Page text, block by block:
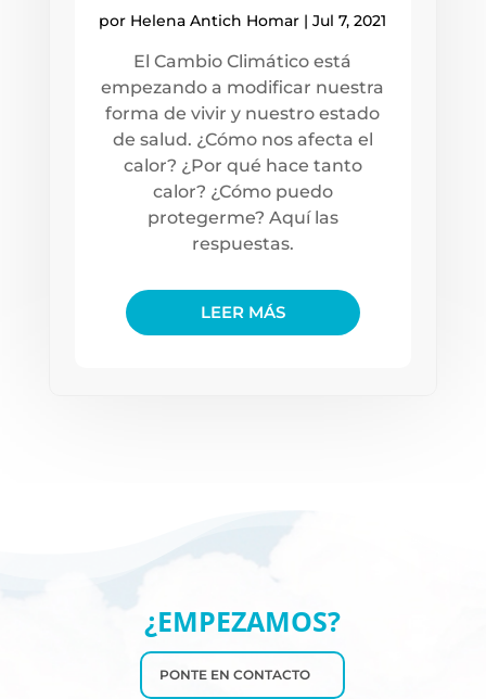
por Helena Antich Homar |Jul 7, 2021
El Cambio Climático está
empezando a modificar nuestra
forma de vivir y nuestro estado
de salud. ¿Cómo nos afecta el
calor? ¿Por qué hace tanto
calor? ¿Cómo puedo
protegerme? Aquí las
respuestas.
LEER MÁS
¿EMPEZAMOS?
PONTE EN CONTACTO